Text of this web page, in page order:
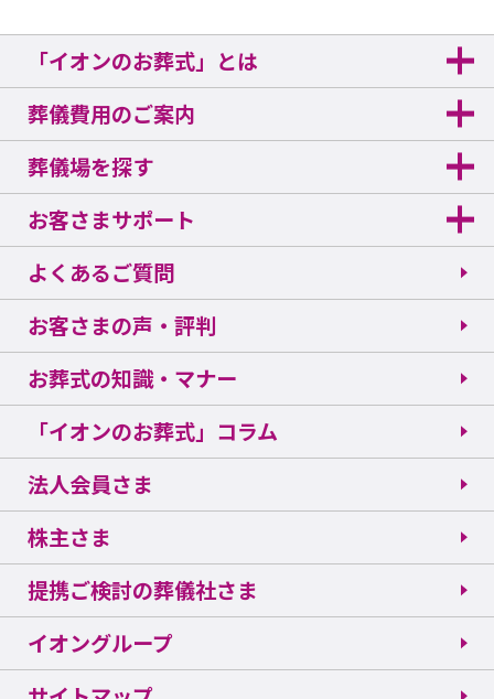
「イオンのお葬式」とは
葬儀費用のご案内
葬儀場を探す
お客さまサポート
よくあるご質問
お客さまの声・評判
お葬式の知識・マナー
「イオンのお葬式」コラム
法人会員さま
株主さま
提携ご検討の葬儀社さま
イオングループ